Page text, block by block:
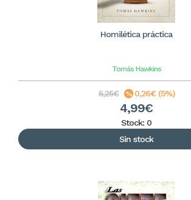
Homilética práctica
Tomás Hawkins
5,25€ 0,26€ (5%)
4,99€
Stock: 0
Sin stock